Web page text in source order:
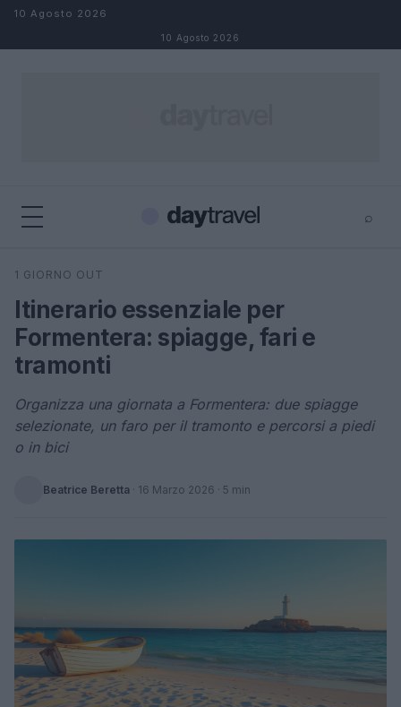
Salta al contenuto
10 Agosto 2026
10 Agosto 2026
⌕
Cerca
1 GIORNO OUT
Itinerario essenziale per
Formentera: spiagge, fari e
tramonti
Organizza una giornata a Formentera: due spiagge
selezionate, un faro per il tramonto e percorsi a piedi
o in bici
Beatrice Beretta · 16 Marzo 2026 · 5 min